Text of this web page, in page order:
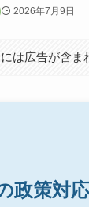
2026年7月9日
は広告が含ま